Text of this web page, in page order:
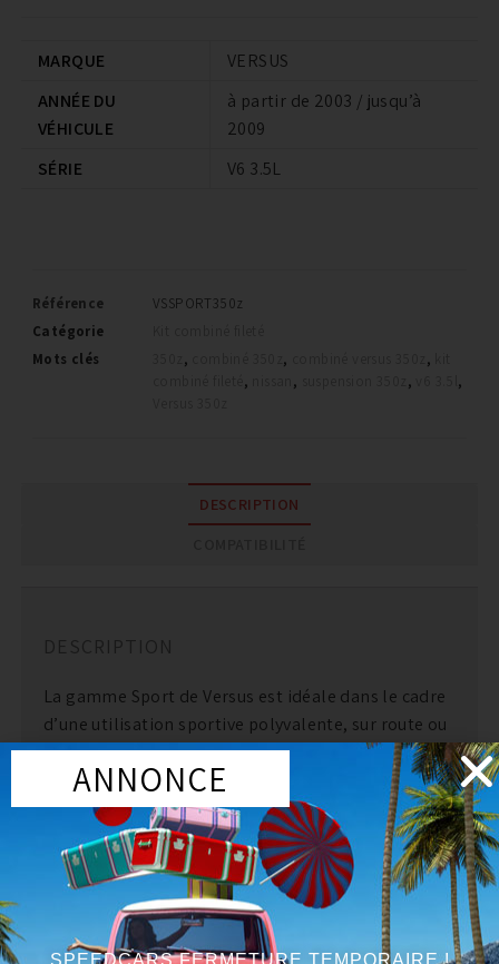
MARQUE
VERSUS
ANNÉE DU
VÉHICULE
à partir de 2003 / jusqu’à
2009
SÉRIE
V6 3.5L
Référence
VSSPORT350z
Catégorie
Mots clés
, , ,
, , ,
,
DESCRIPTION
DESCRIPTION
La gamme Sport de Versus est idéale dans le cadre
d’une utilisation sportive polyvalente, sur route ou
sur circuit (trackdays, drift, etc.). Elle permet de
profiter pleinement des aptitudes dynamiques de
votre véhicule grâce à une conception monotube
haute pression, garantissant un compromis parfait
entre confort et performances. Les combinés
filetés Versus Sport offrent une meilleure
endurance que les modèles bitubes (Street), tout
en conservant une excellente durée de vie. De plus,
ANNONCE
SPEEDCARS FERMETURE TEMPORAIRE !